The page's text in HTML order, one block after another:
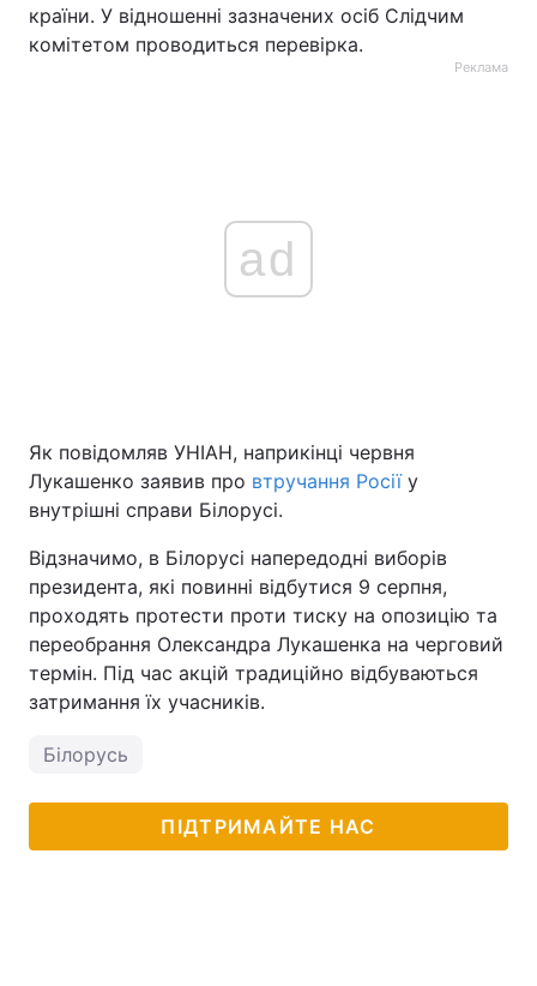
країни. У відношенні зазначених осіб Слідчим
комітетом проводиться перевірка.
Реклама
ad
Як повідомляв УНІАН, наприкінці червня
Лукашенко заявив про втручання Росіїу
внутрішні справи Білорусі.
Відзначимо, в Білорусі напередодні виборів
президента, які повинні відбутися 9 серпня,
проходять протести проти тиску на опозицію та
переобрання Олександра Лукашенка на черговий
термін. Під час акцій традиційно відбуваються
затримання їх учасників.
Білорусь
ПІДТРИМАЙТЕ НАС